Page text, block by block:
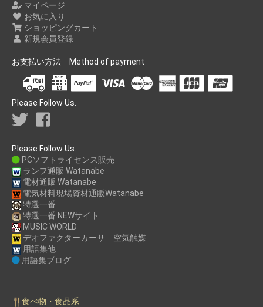
マイページ
お気に入り
ショッピングカート
新規会員登録
お支払い方法 Method of payment
Please Follow Us.
Please Follow Us.
PCソフトライセンス販売
ランプ通販 Watanabe
電材通販 Watanabe
電気材料現場資材通販Watanabe
特選一番
特選一番 NEWサイト
MUSIC WORLD
デオファクターカーサ 空気触媒
用語集他
用語集ブログ
食べ物・食品系